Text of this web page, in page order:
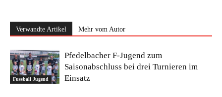
Verwandte Artikel Mehr vom Autor
Fussball Jugend
Pfedelbacher F-Jugend zum
Saisonabschluss bei drei Turnieren im
Einsatz